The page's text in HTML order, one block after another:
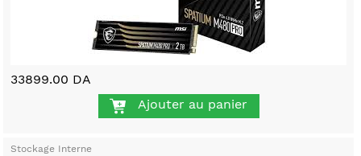
33899.00 DA
Ajouter au panier
Stockage Interne